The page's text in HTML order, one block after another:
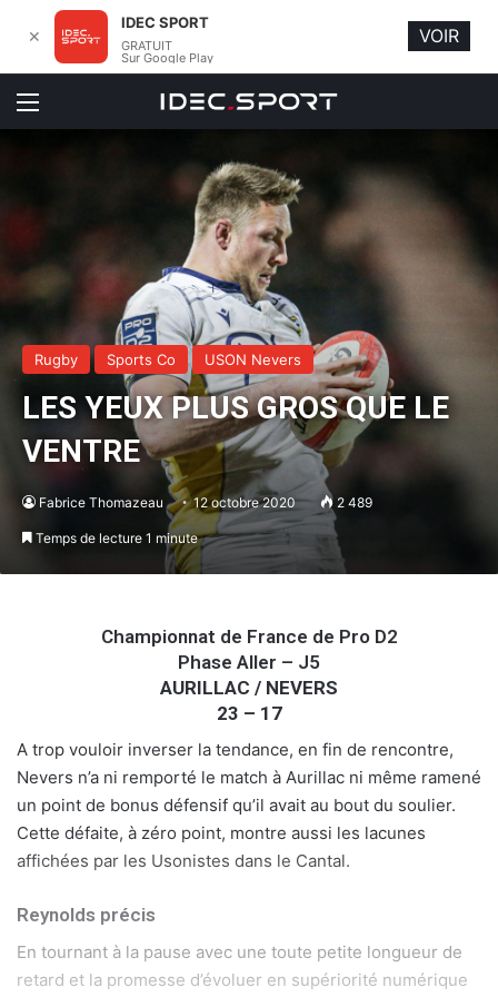
Menu
Rugby Sports Co USON Nevers
LES YEUX PLUS GROS QUE LE
VENTRE
Fabrice Thomazeau 12 octobre 2020 2 489
Temps de lecture 1 minute
Championnat de France de Pro D2
Phase Aller – J5
AURILLAC / NEVERS
23 – 17
A trop vouloir inverser la tendance, en fin de rencontre,
Nevers n’a ni remporté le match à Aurillac ni même ramené
un point de bonus défensif qu’il avait au bout du soulier.
Cette défaite, à zéro point, montre aussi les lacunes
affichées par les Usonistes dans le Cantal.
Reynolds précis
En tournant à la pause avec une toute petite longueur de
retard et la promesse d’évoluer en supériorité numérique
✕
IDEC SPORT
GRATUIT
Sur Google Play
VOIR